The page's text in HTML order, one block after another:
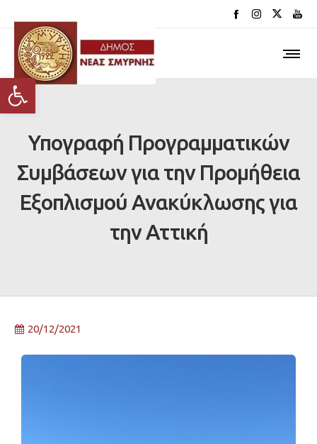
Ανοίξτε τη γραμμή εργαλείων
Υπογραφή Προγραμματικών
Συμβάσεων για την Προμήθεια
Εξοπλισμού Ανακύκλωσης για
την Αττική
20/12/2021